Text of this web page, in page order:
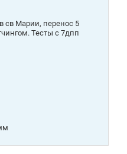
св Марии, перенос 5
Тесты с 7дпп